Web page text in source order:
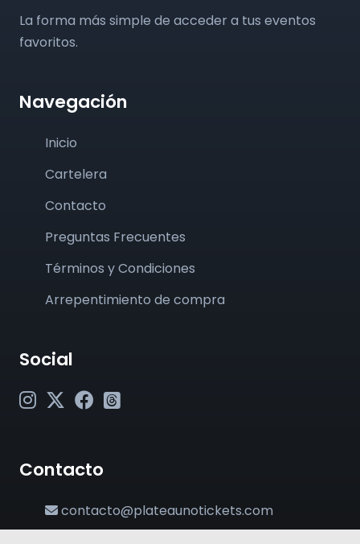
La forma más simple de acceder a tus eventos
favoritos.
Navegación
Inicio
Cartelera
Contacto
Preguntas Frecuentes
Términos y Condiciones
Arrepentimiento de compra
Social
Contacto
contacto@plateaunotickets.com